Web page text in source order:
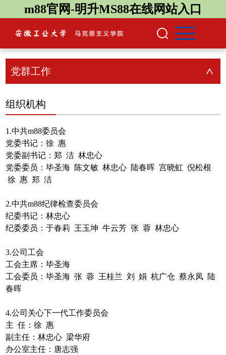
m88官网-明升MS88在线网站入口
党群工作 >
组织机构
1.中共m88委员会
党委书记：徐 惠
党委副书记：郑 洁 林忠心
党委委员：毕圣海 陈文敏 林忠心 陆春晖 宫晓虹 倪松根
徐 惠 郑 洁
2.中共m88纪律检查委员会
纪委书记：林忠心
纪委委员：于春莉 王玉坤 牛云芳 张 蓉 林忠心
3.公司工会
工会主席：毕圣海
工会委员：毕圣海 张 蓉 王桂兰 刘 娟 杭广仓 蔡永凤 陆
春晖
4.公司 关心下一代工作委员会
主 任：徐 惠
副主任：林忠心 梁华府
办公室主任：唐志强